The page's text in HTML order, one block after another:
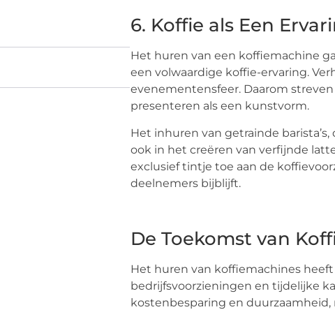
6. Koffie als Een
Het huren van een koffiemachine
een volwaardige koffie-ervaring.
evenementensfeer. Daarom
presenteren als een kunstvorm.
Het inhuren van getrainde
ook in het creëren van verfijnde
exclusief tintje toe aan de
deelnemers bijblijft.
De Toekomst van
Het huren van koffiemachines
bedrijfsvoorzieningen en tijdelijke
kostenbesparing en